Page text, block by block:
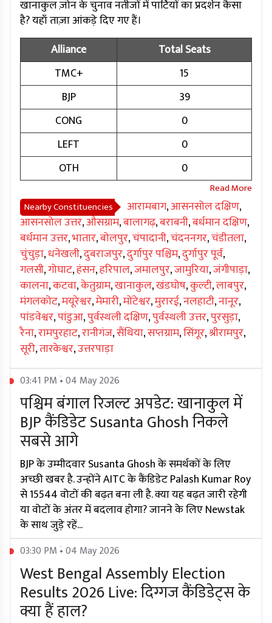
खानाकुल ज़ोन के चुनाव नतीजों में पार्टियों का प्रदर्शन कैसा
है? यहाँ ताज़ा आंकड़े दिए गए हैं।
Alliance
Total Seats
TMC+
15
BJP
39
CONG
0
LEFT
0
OTH
0
Nearby Constituencies आरामबाग,आसनसोल दक्षिण,
आसनसोल उत्तर,औसग्राम,बालागढ़,बराबनी,बर्धमान दक्षिण,
बर्धमान उत्तर,भातार,बोलपुर,चंपादानी,चंदननगर,चंडीतला,
चुंचुड़ा,धनेखली,दुबराजपुर,दुर्गापुर पश्चिम,दुर्गापुर पूर्व,
गलसी,गोघाट,हंसन,हरिपाल,जमालपुर,जामुरिया,जंगीपाड़ा,
कालना,कटवा,केतुग्राम,खानाकुल,खंडघोष,कुल्टी,लाबपुर,
मंगलकोट,मयूरेश्वर,मेमारी,मोंटेश्वर,मुरारई,नलहाटी,नानूर,
पांडवेश्वर,पांडुआ,पुर्वस्थली दक्षिण,पुर्वस्थली उत्तर,पुरसुड़ा,
रैना,रामपुरहाट,रानीगंज,सैंथिया,सप्तग्राम,सिंगूर,श्रीरामपुर,
सूरी,तारकेश्वर,उत्तरपाड़ा
03:41 PM • 04 May 2026
पश्चिम बंगाल रिजल्ट अपडेट: खानाकुल में
BJP कैंडिडेट Susanta Ghosh निकले
सबसे आगे
BJP के उम्मीदवार Susanta Ghosh के समर्थकों के लिए
अच्छी खबर है. उन्होंने AITC के कैंडिडेट Palash Kumar Roy
से 15544 वोटों की बढ़त बना ली है. क्या यह बढ़त जारी रहेगी
या वोटों के अंतर में बदलाव होगा? जानने के लिए Newstak
के साथ जुड़े रहें...
03:30 PM • 04 May 2026
West Bengal Assembly Election
Results 2026 Live: दिग्गज कैंडिडेट्स के
क्या हैं हाल?